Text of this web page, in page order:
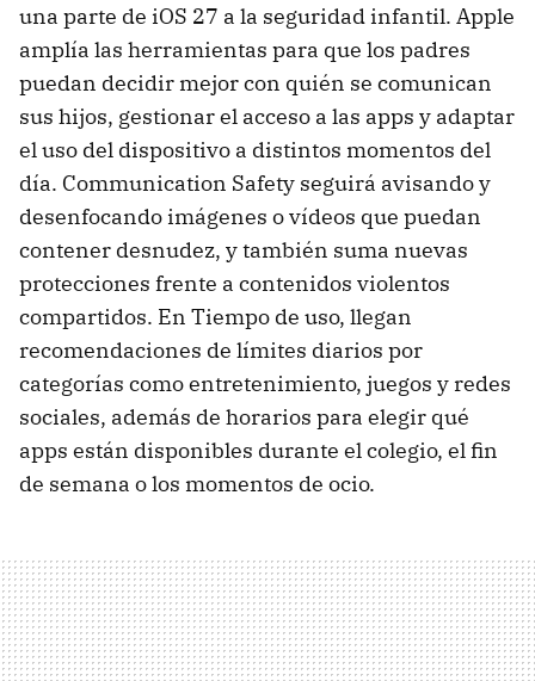
una parte de iOS 27 a la seguridad infantil. Apple
amplía las herramientas para que los padres
puedan decidir mejor con quién se comunican
sus hijos, gestionar el acceso a las apps y adaptar
el uso del dispositivo a distintos momentos del
día. Communication Safety seguirá avisando y
desenfocando imágenes o vídeos que puedan
contener desnudez, y también suma nuevas
protecciones frente a contenidos violentos
compartidos. En Tiempo de uso, llegan
recomendaciones de límites diarios por
categorías como entretenimiento, juegos y redes
sociales, además de horarios para elegir qué
apps están disponibles durante el colegio, el fin
de semana o los momentos de ocio.